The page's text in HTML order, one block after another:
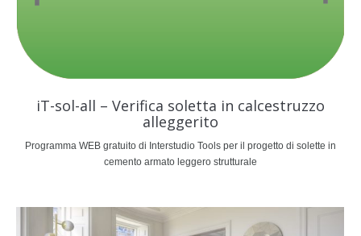
iT-sol-all – Verifica soletta in calcestruzzo
alleggerito
Programma WEB gratuito di Interstudio Tools per il progetto di solette in
cemento armato leggero strutturale